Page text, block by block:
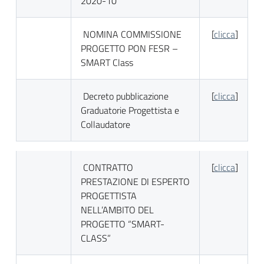
NOMINA COMMISSIONE
PROGETTO PON FESR –
SMART Class
[clicca]
Decreto pubblicazione
Graduatorie Progettista e
Collaudatore
[clicca]
CONTRATTO
PRESTAZIONE DI ESPERTO
PROGETTISTA
NELL’AMBITO DEL
PROGETTO “SMART-
CLASS”
[clicca]